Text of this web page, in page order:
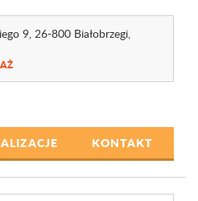
9, 26-800 Białobrzegi,
KONTAKT